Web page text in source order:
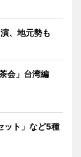
、地元勢も
会」台湾編
ット」など5種